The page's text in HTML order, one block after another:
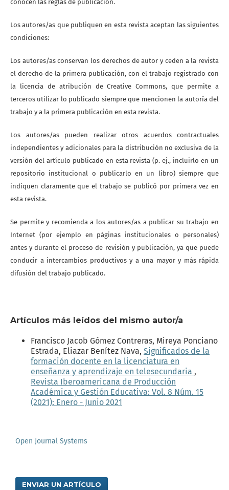
conocen las reglas de publicación.
Los autores/as que publiquen en esta revista aceptan las siguientes
condiciones:
Los autores/as conservan los derechos de autor y ceden a la revista
el derecho de la primera publicación, con el trabajo registrado con
la licencia de atribución de Creative Commons, que permite a
terceros utilizar lo publicado siempre que mencionen la autoría del
trabajo y a la primera publicación en esta revista.
Los autores/as pueden realizar otros acuerdos contractuales
independientes y adicionales para la distribución no exclusiva de la
versión del artículo publicado en esta revista (p. ej., incluirlo en un
repositorio institucional o publicarlo en un libro) siempre que
indiquen claramente que el trabajo se publicó por primera vez en
esta revista.
Se permite y recomienda a los autores/as a publicar su trabajo en
Internet (por ejemplo en páginas institucionales o personales)
antes y durante el proceso de revisión y publicación, ya que puede
conducir a intercambios productivos y a una mayor y más rápida
difusión del trabajo publicado.
Artículos más leídos del mismo autor/a
Francisco Jacob Gómez Contreras, Mireya Ponciano
Estrada, Eliazar Benítez Nava, Significados de la
formación docente en la licenciatura en
enseñanza y aprendizaje en telesecundaria ,
Revista Iberoamericana de Producción
Académica y Gestión Educativa: Vol. 8 Núm. 15
(2021): Enero - Junio 2021
Open Journal Systems
ENVIAR UN ARTÍCULO